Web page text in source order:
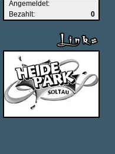
Angemeldet:
Bezahlt:
0